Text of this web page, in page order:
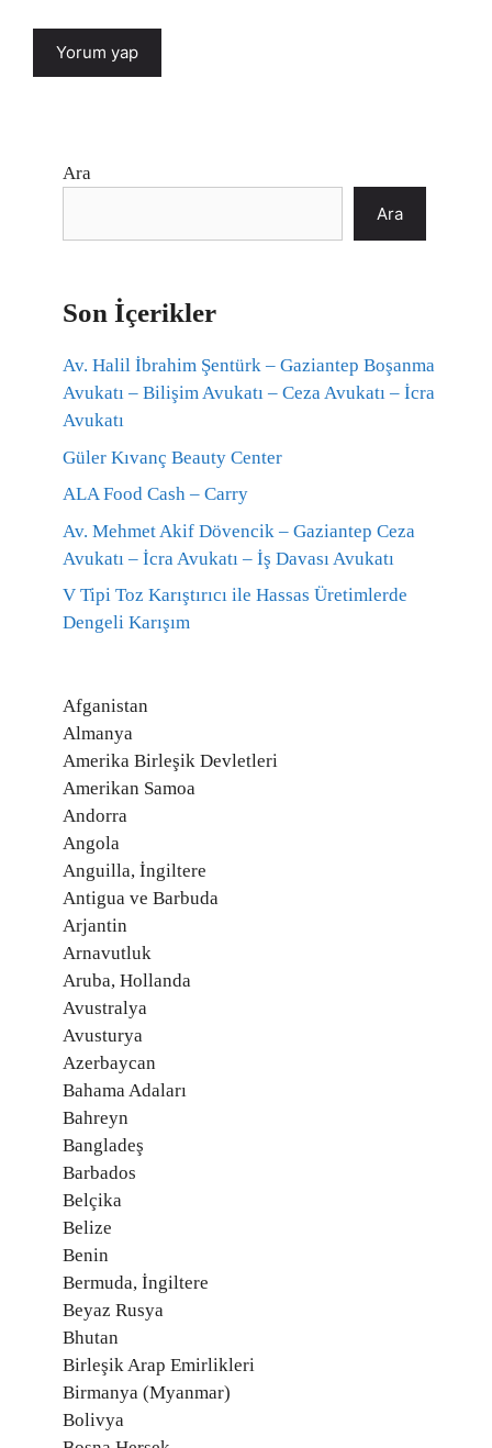
Ara
Ara
Son İçerikler
Av. Halil İbrahim Şentürk – Gaziantep Boşanma
Avukatı – Bilişim Avukatı – Ceza Avukatı – İcra
Avukatı
Güler Kıvanç Beauty Center
ALA Food Cash – Carry
Av. Mehmet Akif Dövencik – Gaziantep Ceza
Avukatı – İcra Avukatı – İş Davası Avukatı
V Tipi Toz Karıştırıcı ile Hassas Üretimlerde
Dengeli Karışım
Afganistan
Almanya
Amerika Birleşik Devletleri
Amerikan Samoa
Andorra
Angola
Anguilla, İngiltere
Antigua ve Barbuda
Arjantin
Arnavutluk
Aruba, Hollanda
Avustralya
Avusturya
Azerbaycan
Bahama Adaları
Bahreyn
Bangladeş
Barbados
Belçika
Belize
Benin
Bermuda, İngiltere
Beyaz Rusya
Bhutan
Birleşik Arap Emirlikleri
Birmanya (Myanmar)
Bolivya